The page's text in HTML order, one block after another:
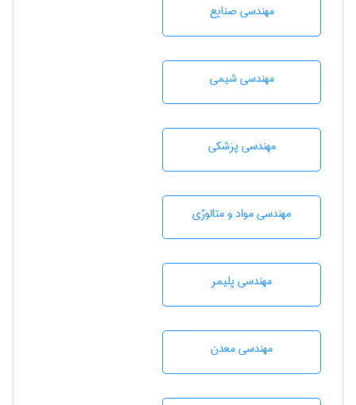
مهندسی صنايع
مهندسي شيمی
مهندسی پزشکی
مهندسی مواد و متالوژی
مهندسی پليمر
مهندسی معدن